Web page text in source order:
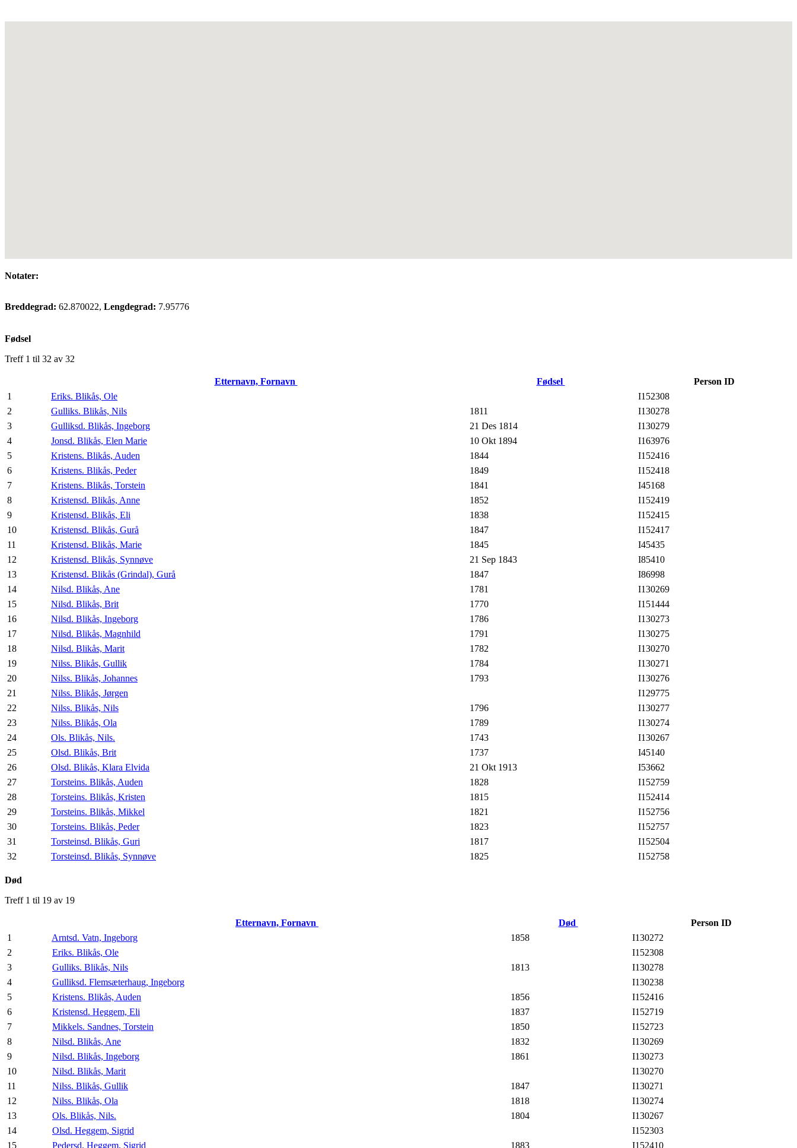
Notater:
Breddegrad: 62.870022, Lengdegrad: 7.95776
Fødsel
Treff 1 til 32 av 32
Etternavn, Fornavn Fødsel
Person ID
1
Eriks. Blikås, Ole
I152308
2
Gulliks. Blikås, Nils 1811
I130278
3
Gulliksd. Blikås, Ingeborg 21 Des 1814
I130279
4
Jonsd. Blikås, Elen Marie 10 Okt 1894
I163976
5
Kristens. Blikås, Auden 1844
I152416
6
Kristens. Blikås, Peder 1849
I152418
7
Kristens. Blikås, Torstein 1841
I45168
8
Kristensd. Blikås, Anne 1852
I152419
9
Kristensd. Blikås, Eli 1838
I152415
10
Kristensd. Blikås, Gurå 1847
I152417
11
Kristensd. Blikås, Marie 1845
I45435
12
Kristensd. Blikås, Synnøve 21 Sep 1843
I85410
13
Kristensd. Blikås (Grindal), Gurå 1847
I86998
14
Nilsd. Blikås, Ane 1781
I130269
15
Nilsd. Blikås, Brit 1770
I151444
16
Nilsd. Blikås, Ingeborg 1786
I130273
17
Nilsd. Blikås, Magnhild 1791
I130275
18
Nilsd. Blikås, Marit 1782
I130270
19
Nilss. Blikås, Gullik 1784
I130271
20
Nilss. Blikås, Johannes 1793
I130276
21
Nilss. Blikås, Jørgen
I129775
22
Nilss. Blikås, Nils 1796
I130277
23
Nilss. Blikås, Ola 1789
I130274
24
Ols. Blikås, Nils. 1743
I130267
25
Olsd. Blikås, Brit 1737
I45140
26
Olsd. Blikås, Klara Elvida 21 Okt 1913
I53662
27
Torsteins. Blikås, Auden 1828
I152759
28
Torsteins. Blikås, Kristen 1815
I152414
29
Torsteins. Blikås, Mikkel 1821
I152756
30
Torsteins. Blikås, Peder 1823
I152757
31
Torsteinsd. Blikås, Guri 1817
I152504
32
Torsteinsd. Blikås, Synnøve 1825 I152758
Død
Treff 1 til 19 av 19
Etternavn, Fornavn Død
Person ID
1
Arntsd. Vatn, Ingeborg 1858
I130272
2
Eriks. Blikås, Ole
I152308
3
Gulliks. Blikås, Nils 1813
I130278
4
Gulliksd. Flemsæterhaug, Ingeborg
I130238
5
Kristens. Blikås, Auden 1856
I152416
6
Kristensd. Heggem, Eli 1837
I152719
7
Mikkels. Sandnes, Torstein 1850
I152723
8
Nilsd. Blikås, Ane 1832
I130269
9
Nilsd. Blikås, Ingeborg 1861
I130273
10
Nilsd. Blikås, Marit
I130270
11
Nilss. Blikås, Gullik 1847
I130271
12
Nilss. Blikås, Ola 1818
I130274
13
Ols. Blikås, Nils. 1804
I130267
14
Olsd. Heggem, Sigrid
I152303
15
Pedersd. Heggem, Sigrid 1883 I152410